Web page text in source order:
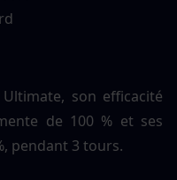
son efficacité
de 100 % et ses
pendant 3 tours.